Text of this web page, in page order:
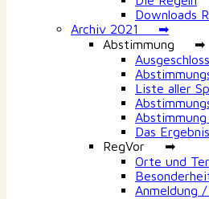
Downloads
Archiv 2021 ➡
Abstimmung ➡
Liste aller
Das Ergebnis
RegVor ➡
Orte und
Anmeldung